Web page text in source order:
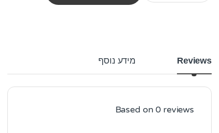
Reviews מידע נוסף
Based on 0 reviews